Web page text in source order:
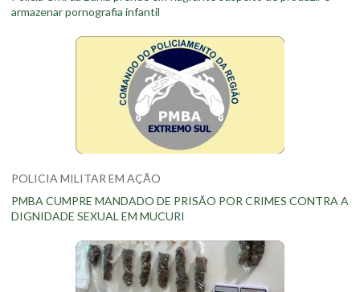
armazenar pornografia infantil
POLICIA MILITAR EM AÇÃO
PMBA CUMPRE MANDADO DE PRISÃO POR CRIMES CONTRA A
DIGNIDADE SEXUAL EM MUCURI